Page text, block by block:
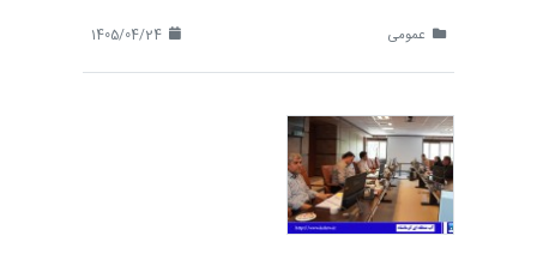
عمومی